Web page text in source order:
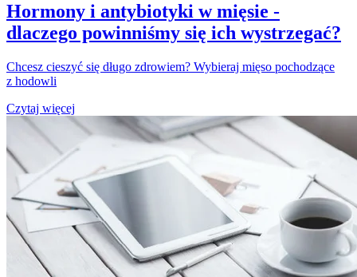
Hormony i antybiotyki w mięsie -
dlaczego powinniśmy się ich wystrzegać?
Chcesz cieszyć się długo zdrowiem? Wybieraj mięso pochodzące
z hodowli
Czytaj więcej